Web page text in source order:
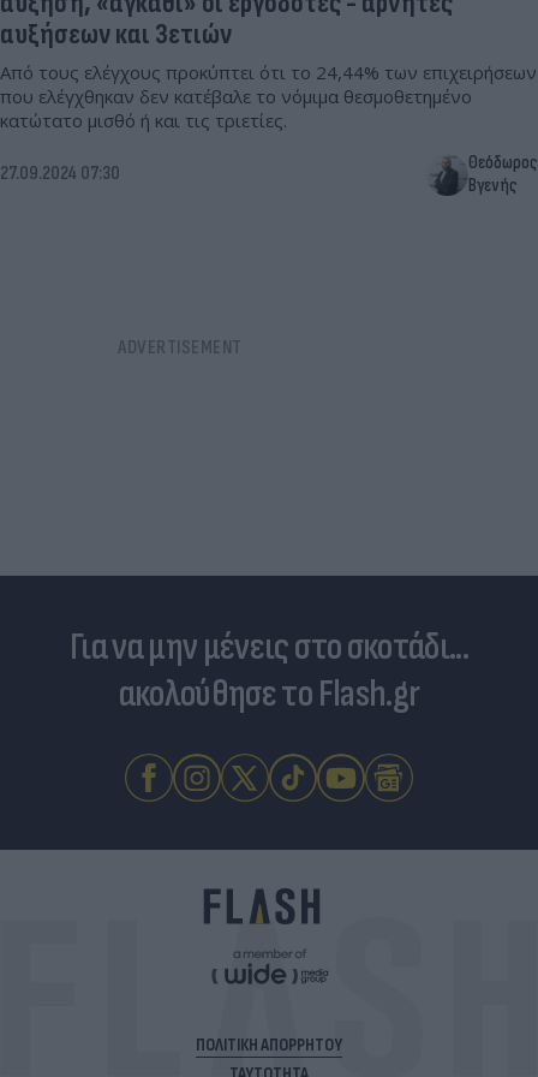
αυξήσεων και 3ετιών
Από τους ελέγχους προκύπτει ότι το 24,44% των επιχειρήσεων
που ελέγχθηκαν δεν κατέβαλε το νόμιμα θεσμοθετημένο
κατώτατο μισθό ή και τις τριετίες.
27.09.2024 07:30
Θεόδωρος
Βγενής
Για να μην μένεις στο σκοτάδι...
ακολούθησε το Flash.gr
ΠΟΛΙΤΙΚΗ ΑΠΟΡΡΗΤΟΥ